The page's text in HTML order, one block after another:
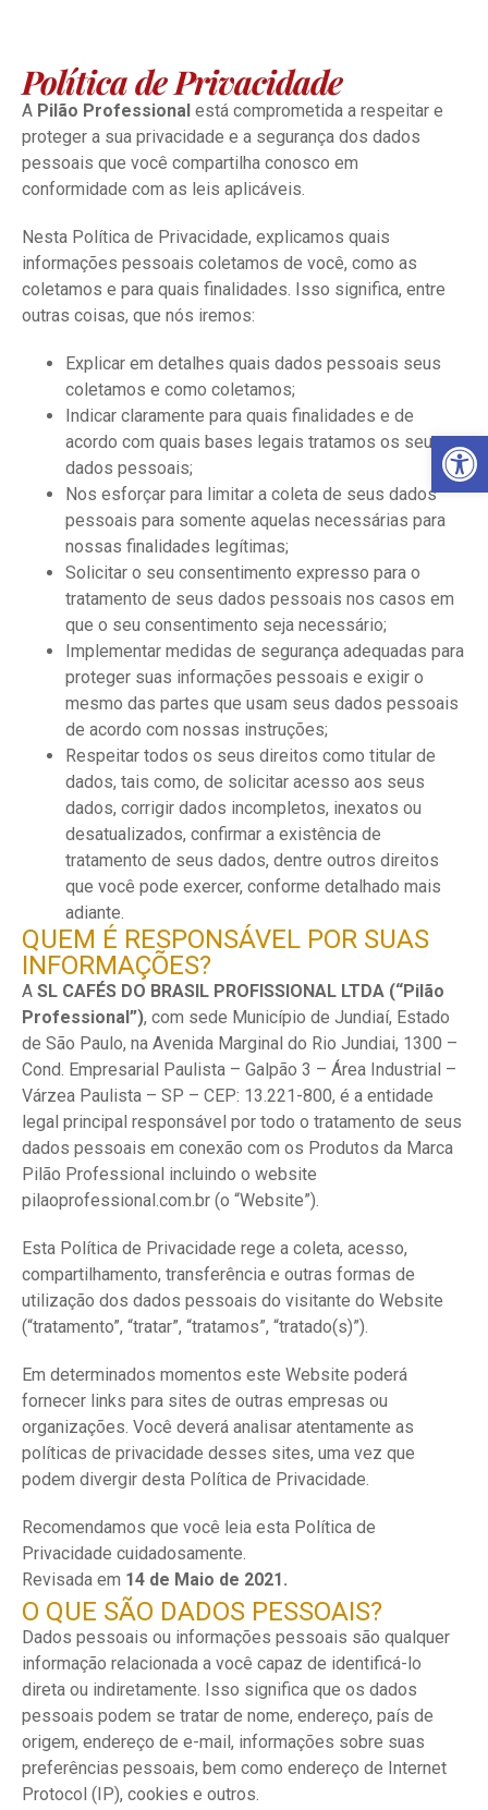
Política de Privacidade
A Pilão Professional está comprometida a respeitar e
proteger a sua privacidade e a segurança dos dados
pessoais que você compartilha conosco em
conformidade com as leis aplicáveis.
Nesta Política de Privacidade, explicamos quais
informações pessoais coletamos de você, como as
coletamos e para quais finalidades. Isso significa, entre
outras coisas, que nós iremos:
Explicar em detalhes quais dados pessoais seus
coletamos e como coletamos;
Indicar claramente para quais finalidades e de
acordo com quais bases legais tratamos os seus
dados pessoais;
Nos esforçar para limitar a coleta de seus dados
pessoais para somente aquelas necessárias para
nossas finalidades legítimas;
Solicitar o seu consentimento expresso para o
tratamento de seus dados pessoais nos casos em
que o seu consentimento seja necessário;
Implementar medidas de segurança adequadas para
proteger suas informações pessoais e exigir o
mesmo das partes que usam seus dados pessoais
de acordo com nossas instruções;
Respeitar todos os seus direitos como titular de
dados, tais como, de solicitar acesso aos seus
dados, corrigir dados incompletos, inexatos ou
desatualizados, confirmar a existência de
tratamento de seus dados, dentre outros direitos
que você pode exercer, conforme detalhado mais
adiante.
QUEM É RESPONSÁVEL POR SUAS
INFORMAÇÕES?
A SL CAFÉS DO BRASIL PROFISSIONAL LTDA (“Pilão
Professional”), com sede Município de Jundiaí, Estado
de São Paulo, na Avenida Marginal do Rio Jundiai, 1300 –
Cond. Empresarial Paulista – Galpão 3 – Área Industrial –
Várzea Paulista – SP – CEP: 13.221-800, é a entidade
legal principal responsável por todo o tratamento de seus
dados pessoais em conexão com os Produtos da Marca
Pilão Professional incluindo o website
pilaoprofessional.com.br (o “Website”).
Esta Política de Privacidade rege a coleta, acesso,
compartilhamento, transferência e outras formas de
utilização dos dados pessoais do visitante do Website
(“tratamento”, “tratar”, “tratamos”, “tratado(s)”).
Em determinados momentos este Website poderá
fornecer links para sites de outras empresas ou
organizações. Você deverá analisar atentamente as
políticas de privacidade desses sites, uma vez que
podem divergir desta Política de Privacidade.
Recomendamos que você leia esta Política de
Privacidade cuidadosamente.
Revisada em 14 de Maio de 2021.
O QUE SÃO DADOS PESSOAIS?
Dados pessoais ou informações pessoais são qualquer
informação relacionada a você capaz de identificá-lo
direta ou indiretamente. Isso significa que os dados
pessoais podem se tratar de nome, endereço, país de
origem, endereço de e-mail, informações sobre suas
preferências pessoais, bem como endereço de Internet
Protocol (IP), cookies e outros.